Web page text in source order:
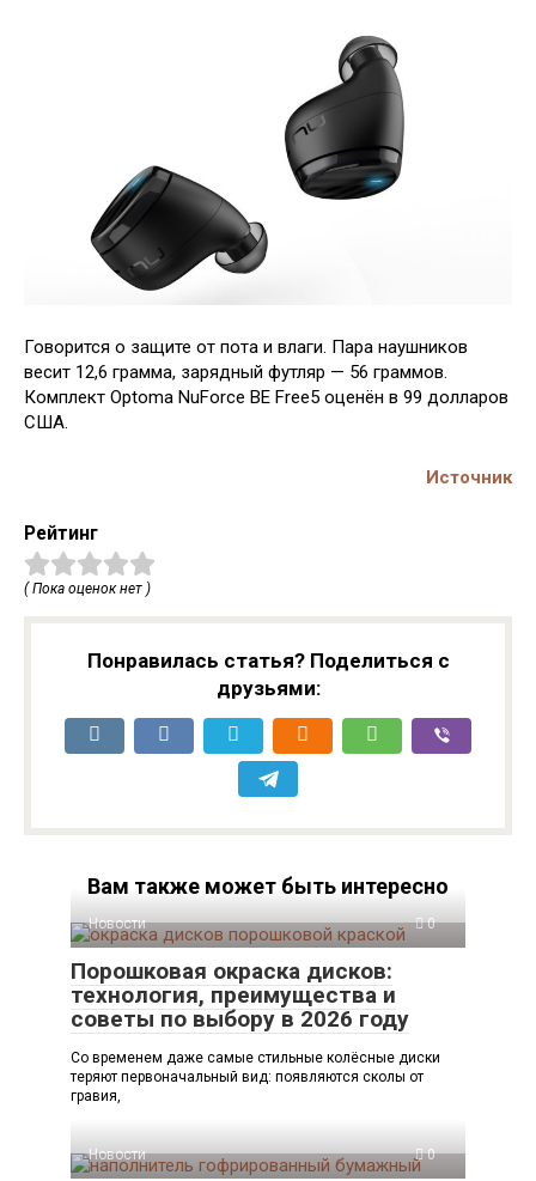
Говорится о защите от пота и влаги. Пара наушников
весит 12,6 грамма, зарядный футляр — 56 граммов.
Комплект Optoma NuForce BE Free5 оценён в 99 долларов
США.
Источник
Рейтинг
( Пока оценок нет )
Понравилась статья? Поделиться с
друзьями:
Вам также может быть интересно
Новости 0
Порошковая окраска дисков:
технология, преимущества и
советы по выбору в 2026 году
Со временем даже самые стильные колёсные диски
теряют первоначальный вид: появляются сколы от
гравия,
Новости 0